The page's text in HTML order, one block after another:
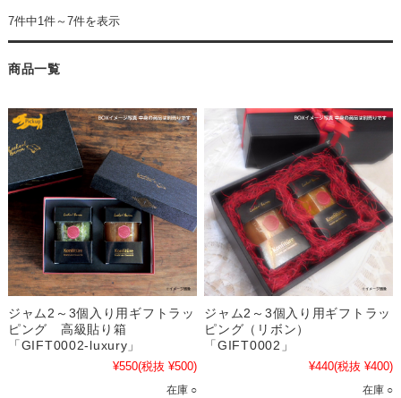
7件中1件～7件を表示
商品一覧
ジャム2～3個入り用ギフトラッ
ピング 高級貼り箱
「GIFT0002-luxury」
¥550(税抜 ¥500)
在庫 ○
ジャム2～3個入り用ギフトラッ
ピング（リボン）
「GIFT0002」
¥440(税抜 ¥400)
在庫 ○